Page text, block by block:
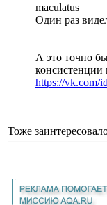
maculatus
Один раз
А это точно
консистенции
https://vk.com/
Тоже